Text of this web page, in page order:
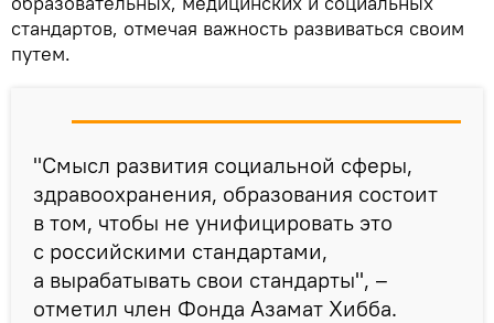
стандартов, отмечая важность развиваться своим
путем.
"Смысл развития социальной сферы,
здравоохранения, образования состоит
в том, чтобы не унифицировать это
с российскими стандартами,
а вырабатывать свои стандарты", –
отметил член Фонда Азамат Хибба.